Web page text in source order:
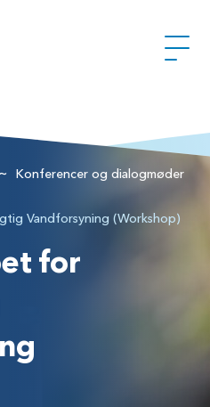
~ Konferencer og dialogmøder
Vandforsyning (Workshop)
for